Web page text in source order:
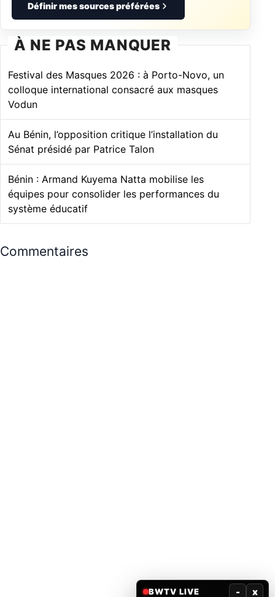
Définir mes sources préférées
À NE PAS MANQUER
Festival des Masques 2026 : à Porto-Novo, un
colloque international consacré aux masques
Vodun
Au Bénin, l’opposition critique l’installation du
Sénat présidé par Patrice Talon
Bénin : Armand Kuyema Natta mobilise les
équipes pour consolider les performances du
système éducatif
Commentaires
BWTV LIVE - x